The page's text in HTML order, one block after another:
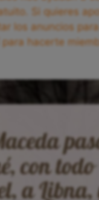
Si quieres
los anuncios
para hacerte